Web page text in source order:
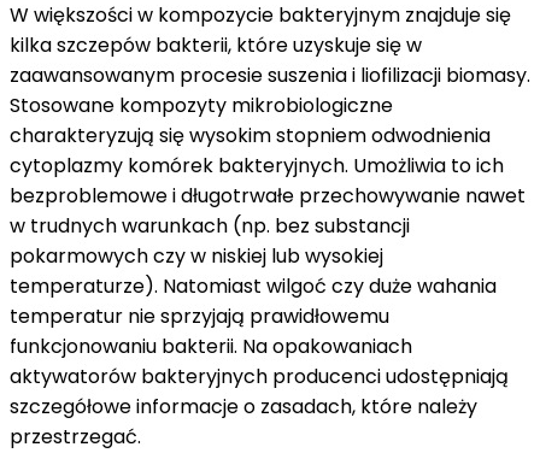
W większości w kompozycie bakteryjnym znajduje się
kilka szczepów bakterii, które uzyskuje się w
zaawansowanym procesie suszenia i liofilizacji biomasy.
Stosowane kompozyty mikrobiologiczne
charakteryzują się wysokim stopniem odwodnienia
cytoplazmy komórek bakteryjnych. Umożliwia to ich
bezproblemowe i długotrwałe przechowywanie nawet
w trudnych warunkach (np. bez substancji
pokarmowych czy w niskiej lub wysokiej
temperaturze). Natomiast wilgoć czy duże wahania
temperatur nie sprzyjają prawidłowemu
funkcjonowaniu bakterii. Na opakowaniach
aktywatorów bakteryjnych producenci udostępniają
szczegółowe informacje o zasadach, które należy
przestrzegać.